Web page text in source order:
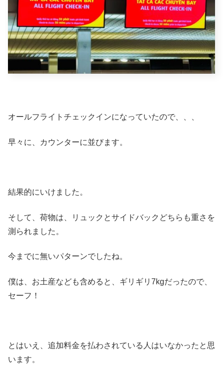
オールフライトチェックインになっていたので、、、
早々に、カウンターに並びます。
結果的にいけました。
そして、荷物は、リュックとサイドバックどちらも重さを
測られました。
今までに無いパターンでしたね。
僕は、お土産なども含めると、ギリギリ7kgだったので、
セーフ！
とはいえ、追加料金を払わされている人はいなかったと思
います。